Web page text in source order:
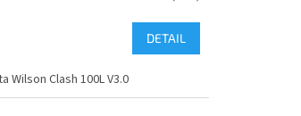
M
A
DETAIL
Clash 100L V3.0